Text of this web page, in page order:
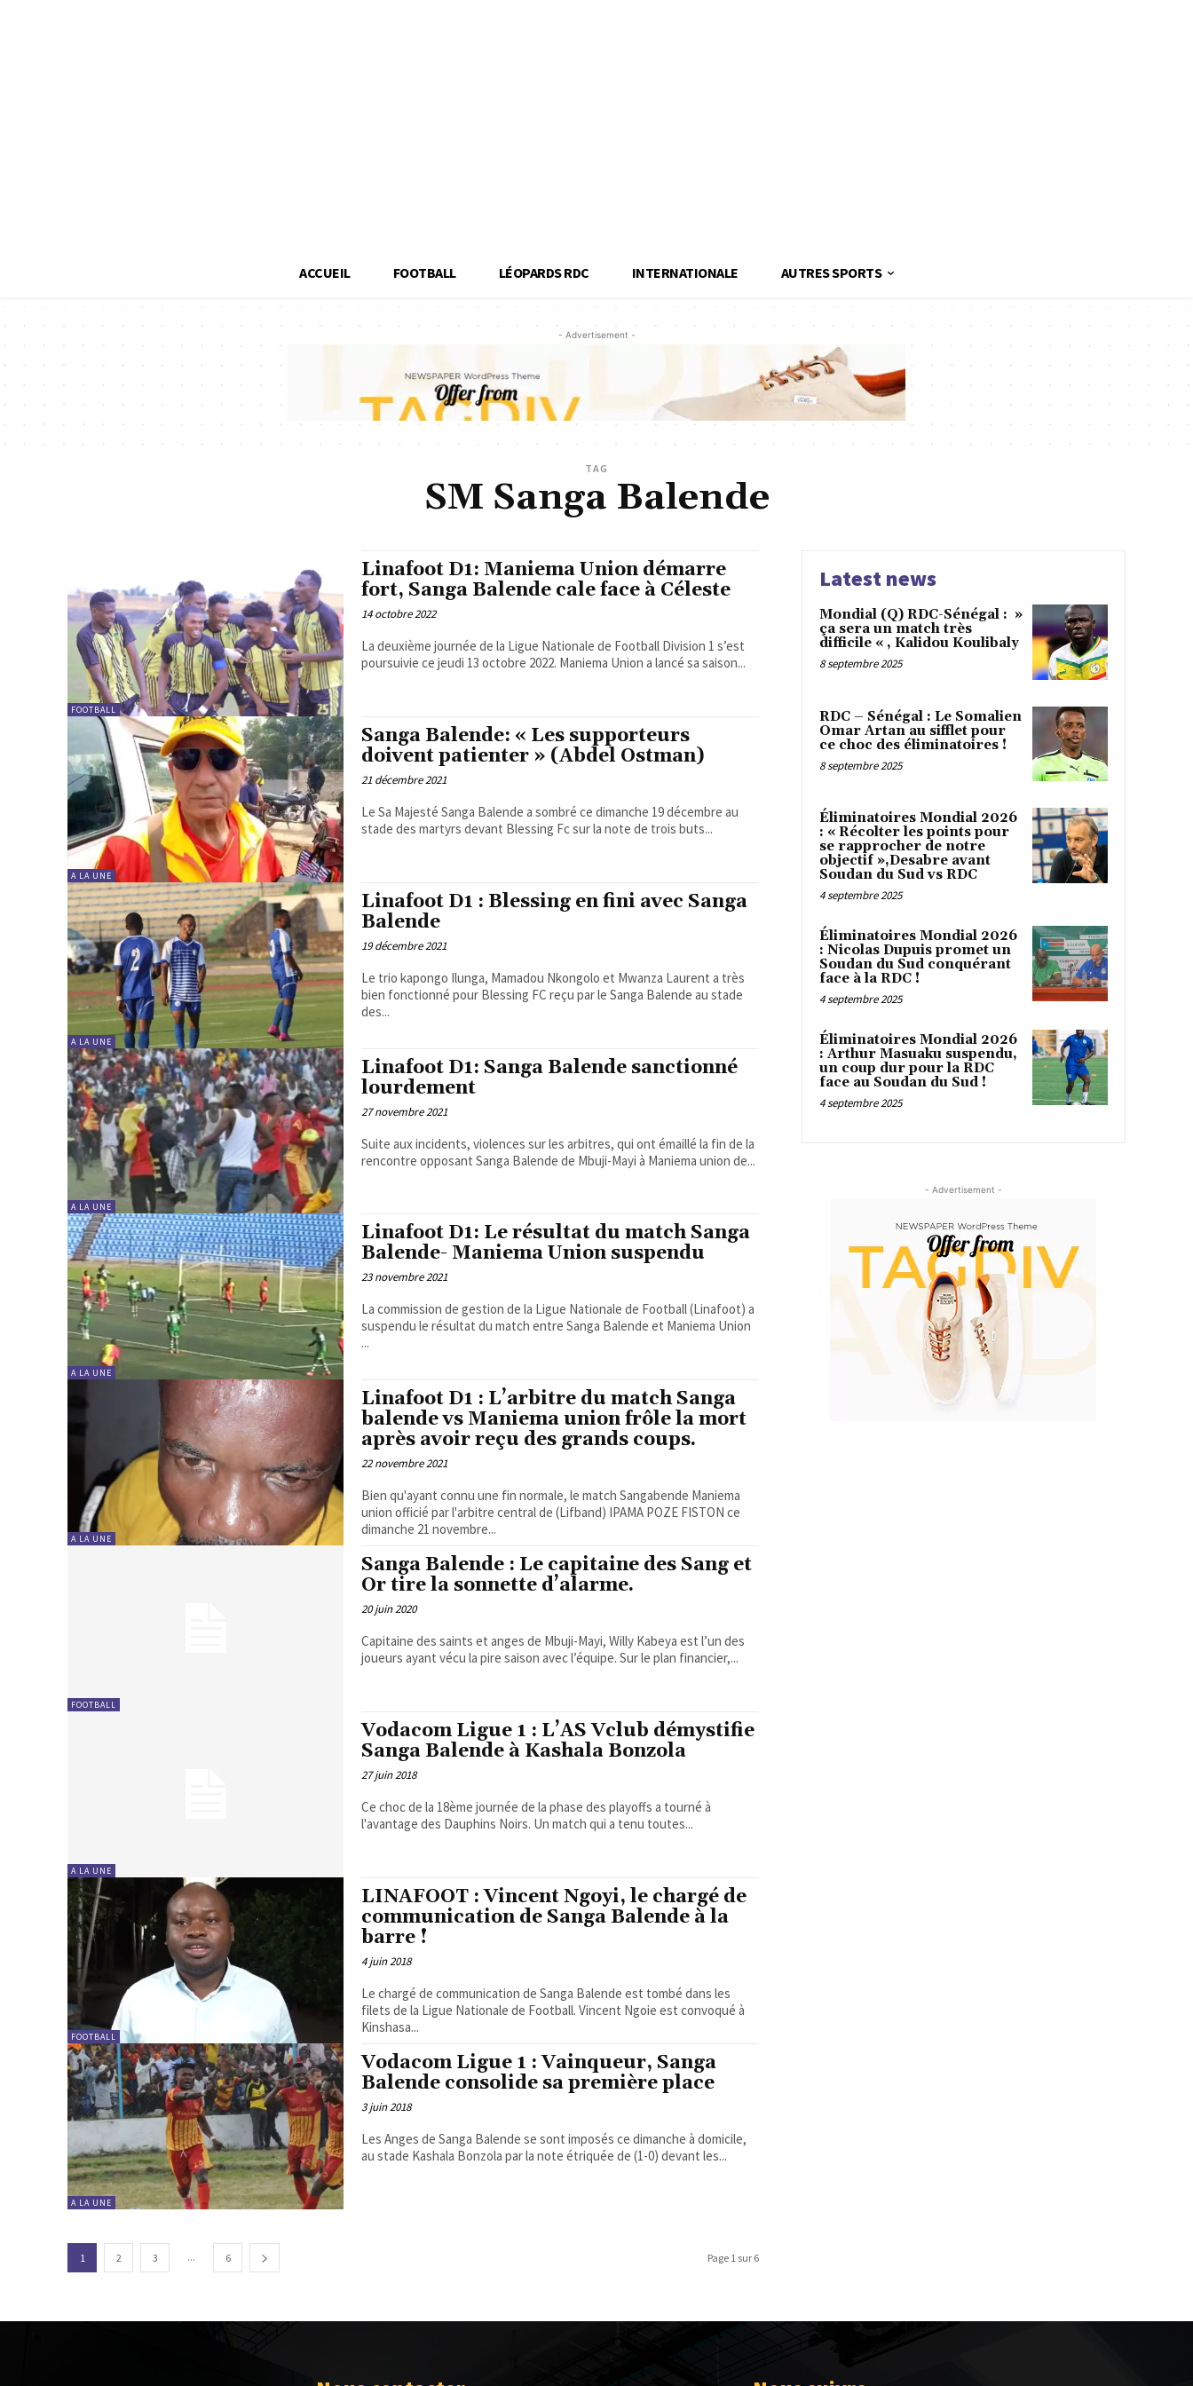
ACCUEIL FOOTBALL LÉOPARDS RDC INTERNATIONALE AUTRES SPORTS
- Advertisement -
TAG
SM Sanga Balende
FOOTBALL
Linafoot D1: Maniema Union démarre
fort, Sanga Balende cale face à Céleste
14 octobre 2022
La deuxième journée de la Ligue Nationale de Football Division 1 s’est
poursuivie ce jeudi 13 octobre 2022. Maniema Union a lancé sa saison...
A LA UNE
Sanga Balende: « Les supporteurs
doivent patienter » (Abdel Ostman)
21 décembre 2021
Le Sa Majesté Sanga Balende a sombré ce dimanche 19 décembre au
stade des martyrs devant Blessing Fc sur la note de trois buts...
A LA UNE
Linafoot D1 : Blessing en fini avec Sanga
Balende
19 décembre 2021
Le trio kapongo Ilunga, Mamadou Nkongolo et Mwanza Laurent a très
bien fonctionné pour Blessing FC reçu par le Sanga Balende au stade
des...
A LA UNE
Linafoot D1: Sanga Balende sanctionné
lourdement
27 novembre 2021
Suite aux incidents, violences sur les arbitres, qui ont émaillé la fin de la
rencontre opposant Sanga Balende de Mbuji-Mayi à Maniema union de...
A LA UNE
Linafoot D1: Le résultat du match Sanga
Balende- Maniema Union suspendu
23 novembre 2021
La commission de gestion de la Ligue Nationale de Football (Linafoot) a
suspendu le résultat du match entre Sanga Balende et Maniema Union
...
A LA UNE
Linafoot D1 : L’arbitre du match Sanga
balende vs Maniema union frôle la mort
après avoir reçu des grands coups.
22 novembre 2021
Bien qu'ayant connu une fin normale, le match Sangabende Maniema
union officié par l'arbitre central de (Lifband) IPAMA POZE FISTON ce
dimanche 21 novembre...
FOOTBALL
Sanga Balende : Le capitaine des Sang et
Or tire la sonnette d’alarme.
20 juin 2020
Capitaine des saints et anges de Mbuji-Mayi, Willy Kabeya est l’un des
joueurs ayant vécu la pire saison avec l’équipe. Sur le plan financier,...
A LA UNE
Vodacom Ligue 1 : L’AS Vclub démystifie
Sanga Balende à Kashala Bonzola
27 juin 2018
Ce choc de la 18ème journée de la phase des playoffs a tourné à
l'avantage des Dauphins Noirs. Un match qui a tenu toutes...
FOOTBALL
LINAFOOT : Vincent Ngoyi, le chargé de
communication de Sanga Balende à la
barre !
4 juin 2018
Le chargé de communication de Sanga Balende est tombé dans les
filets de la Ligue Nationale de Football. Vincent Ngoie est convoqué à
Kinshasa...
A LA UNE
Vodacom Ligue 1 : Vainqueur, Sanga
Balende consolide sa première place
3 juin 2018
Les Anges de Sanga Balende se sont imposés ce dimanche à domicile,
au stade Kashala Bonzola par la note étriquée de (1-0) devant les...
1 2 3 ... 6 Page 1 sur 6
Latest news
Mondial (Q) RDC-Sénégal : »
ça sera un match très
difficile « , Kalidou Koulibaly
8 septembre 2025
RDC – Sénégal : Le Somalien
Omar Artan au sifflet pour
ce choc des éliminatoires !
8 septembre 2025
Éliminatoires Mondial 2026
: « Récolter les points pour
se rapprocher de notre
objectif »,Desabre avant
Soudan du Sud vs RDC
4 septembre 2025
Éliminatoires Mondial 2026
: Nicolas Dupuis promet un
Soudan du Sud conquérant
face à la RDC !
4 septembre 2025
Éliminatoires Mondial 2026
: Arthur Masuaku suspendu,
un coup dur pour la RDC
face au Soudan du Sud !
4 septembre 2025
- Advertisement -